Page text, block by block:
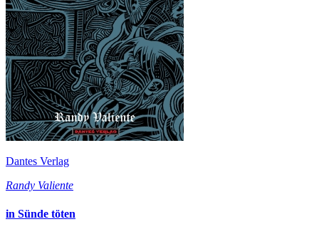
Dantes Verlag
Randy Valiente
in Sünde töten